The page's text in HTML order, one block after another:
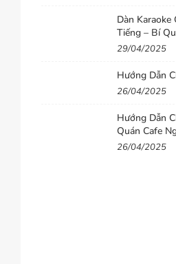
Dàn
Tiếng – Bí
29/04/2025
Hướng Dẫn
26/04/2025
Hướng Dẫn
Quán Cafe
Vừa Bền
26/04/2025